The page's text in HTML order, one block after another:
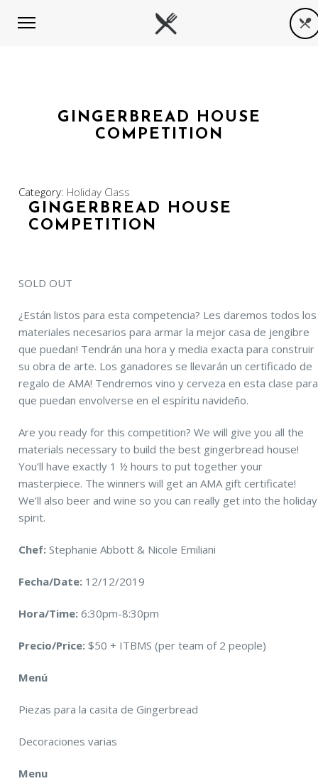
GINGERBREAD HOUSE
COMPETITION
Category: Holiday Class
GINGERBREAD HOUSE
COMPETITION
SOLD OUT
¿Están listos para esta competencia? Les daremos todos los
materiales necesarios para armar la mejor casa de jengibre
que puedan! Tendrán una hora y media exacta para construir
su obra de arte. Los ganadores se llevarán un certificado de
regalo de AMA! Tendremos vino y cerveza en esta clase para
que puedan envolverse en el espíritu navideño.
Are you ready for this competition? We will give you all the
materials necessary to build the best gingerbread house!
You’ll have exactly 1 ½ hours to put together your
masterpiece. The winners will get an AMA gift certificate!
We’ll also beer and wine so you can really get into the holiday
spirit.
Chef: Stephanie Abbott & Nicole Emiliani
Fecha/Date: 12/12/2019
Hora/Time: 6:30pm-8:30pm
Precio/Price: $50 + ITBMS (per team of 2 people)
Menú
Piezas para la casita de Gingerbread
Decoraciones varias
Menu